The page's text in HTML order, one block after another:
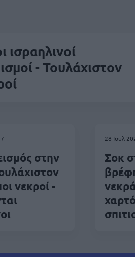
ισραηλινοί
- Τουλάχιστον
στην
νεκροί -
28 Ιουλ
Σοκ